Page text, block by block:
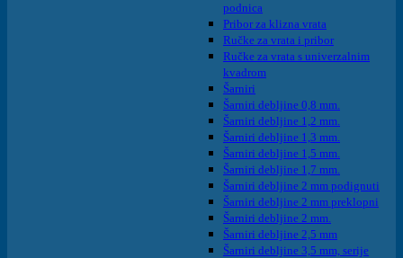
podnica
Pribor za klizna vrata
Ručke za vrata i pribor
Ručke za vrata s univerzalnim
kvadrom
Šarniri
Šarniri debljine 0,8 mm.
Šarniri debljine 1,2 mm.
Šarniri debljine 1,3 mm.
Šarniri debljine 1,5 mm.
Šarniri debljine 1,7 mm.
Šarniri debljine 2 mm podignuti
Šarniri debljine 2 mm preklopni
Šarniri debljine 2 mm.
Šarniri debljine 2,5 mm
Šarniri debljine 3,5 mm, serije